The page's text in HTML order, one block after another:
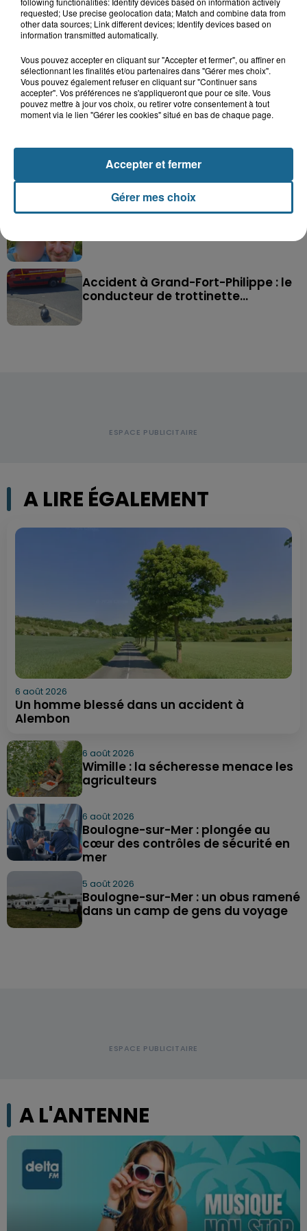
Saint-Omer : un enfant gravement brûlé
après l'explosion d'un jouet...
Hazebrouck : victime d'un accident,
Lucas s'en est allé brutalement...
Disparition inquiétante à Cappelle-
Accident à Grand-Fort-Philippe : le
conducteur de trottinette...
A LIRE ÉGALEMENT
6 août 2026
Un homme blessé dans un accident à
Alembon
6 août 2026
Wimille : la sécheresse menace les
agriculteurs
6 août 2026
Boulogne-sur-Mer : plongée au
cœur des contrôles de sécurité en
mer
5 août 2026
Boulogne-sur-Mer : un obus ramené
dans un camp de gens du voyage
A L'ANTENNE
requested; Use precise geolocation data; Match and combine data from
other data sources; Link different devices; Identify devices based on
information transmitted automatically.
Vous pouvez accepter en cliquant sur "Accepter et fermer", ou affiner en
sélectionnant les finalités et/ou partenaires dans "Gérer mes choix".
Vous pouvez également refuser en cliquant sur "Continuer sans
accepter". Vos préférences ne s'appliqueront que pour ce site. Vous
pouvez mettre à jour vos choix, ou retirer votre consentement à tout
moment via le lien "Gérer les cookies" situé en bas de chaque page.
Gérer mes choix
Accepter et fermer